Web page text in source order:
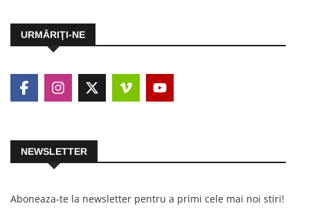
URMĂRIŢI-NE
NEWSLETTER
Aboneaza-te la newsletter pentru a primi cele mai noi stiri!